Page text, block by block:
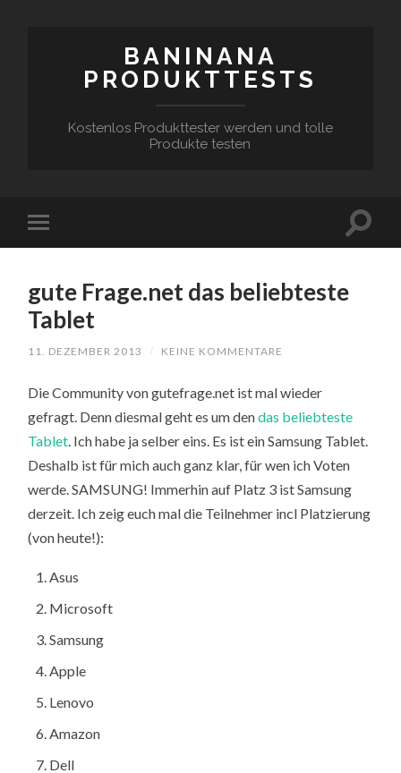
BANINANA
PRODUKTTESTS
Kostenlos Produkttester werden und tolle
Produkte testen
gute Frage.net das beliebteste
Tablet
11. DEZEMBER 2013 / KEINE KOMMENTARE
Die Community von gutefrage.net ist mal wieder
gefragt. Denn diesmal geht es um dendas beliebteste
Tablet . Ich habe ja selber eins. Es ist ein Samsung Tablet.
Deshalb ist für mich auch ganz klar, für wen ich Voten
werde. SAMSUNG! Immerhin auf Platz 3 ist Samsung
derzeit. Ich zeig euch mal die Teilnehmer incl Platzierung
(von heute!):
Asus
Microsoft
Samsung
Apple
Lenovo
Amazon
Dell